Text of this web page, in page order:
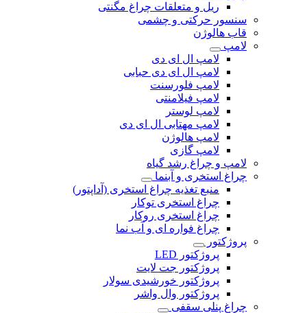
ریل و متعلقات چراغ مگنتی
سنسور حرکتی و چشمی
قاب هالوژن
لامپ
لامپ ال ای دی
لامپ ال ای دی حبابی
لامپ فلورسنت
لامپ فیلامنتی
لامپ لوستر
لامپ مهتابی ال ای دی
لامپ هالوژن
لامپ گازی
لامپ و چراغ رشد گیاه
چراغ استخری و آبنما
منبع تغذیه چراغ استخری (آداپتور)
چراغ استخری توکار
چراغ استخری روکار
چراغ فواره ای و آب نما
پروژکتور
پروژکتور LED
پروژکتور جت لایت
پروژکتور خورشیدی سولار
پروژکتور وال واشر
چراغ پنلی سقفی